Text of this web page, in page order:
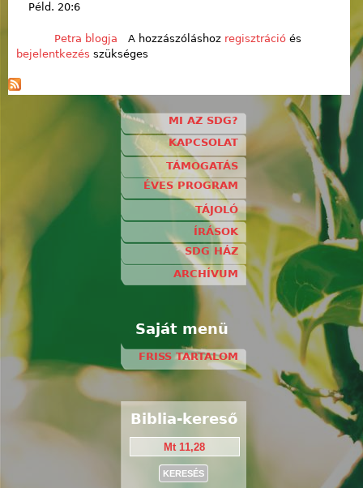
Péld. 20:6
Petra blogja A hozzászóláshoz regisztrációés
bejelentkezés szükséges
MI AZ SDG?
KAPCSOLAT
TÁMOGATÁS
ÉVES PROGRAM
TÁJOLÓ
ÍRÁSOK
SDG HÁZ
ARCHÍVUM
Saját menü
FRISS TARTALOM
Biblia-kereső